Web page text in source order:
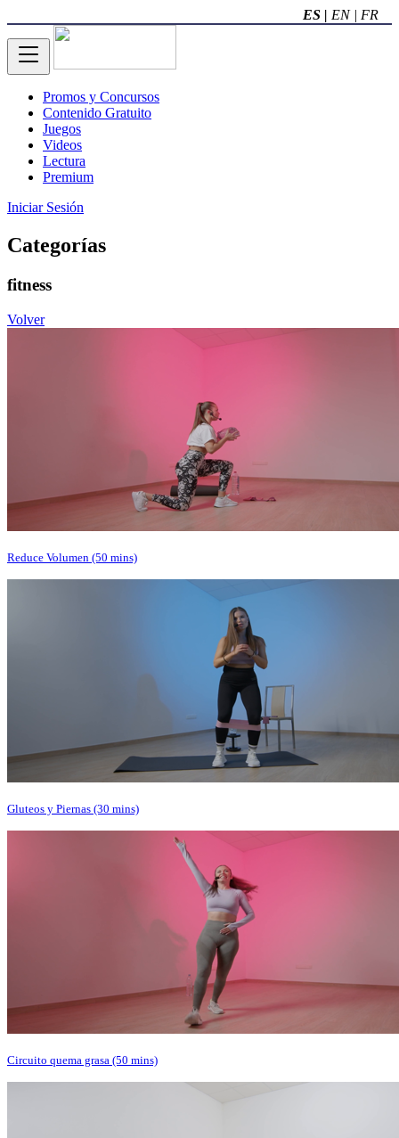
ES | EN | FR
Promos y Concursos
Contenido Gratuito
Juegos
Videos
Lectura
Premium
Iniciar Sesión
Categorías
fitness
Volver
Reduce Volumen (50 mins)
Gluteos y Piernas (30 mins)
Circuito quema grasa (50 mins)